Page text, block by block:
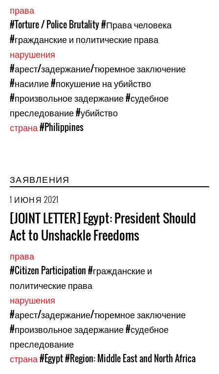
права
#Torture / Police Brutality#Права человека
#гражданские и политические права
нарушения
#арест/задержание/тюремное заключение
#насилие#покушение на убийство
#произвольное задержание#судебное
преследование#убийство
страна#Philippines
ЗАЯВЛЕНИЯ
1 ИЮНЯ 2021
[JOINT LETTER] Egypt: President Should
Act to Unshackle Freedoms
права
#Citizen Participation#гражданские и
политические права
нарушения
#арест/задержание/тюремное заключение
#произвольное задержание#судебное
преследование
страна#Egypt#Region: Middle East and North Africa